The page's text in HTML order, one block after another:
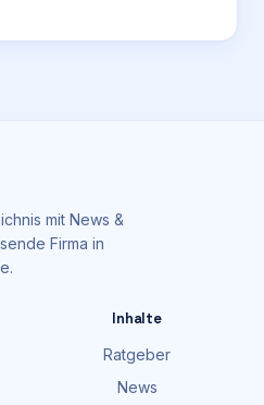
mit News &
Firma in
Inhalte
Ratgeber
News